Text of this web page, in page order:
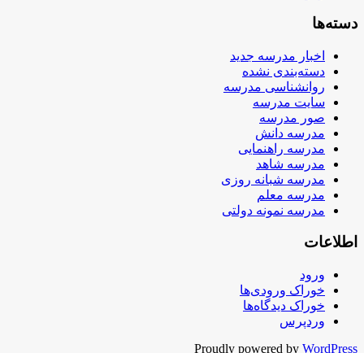
دسته‌ها
اخبار مدرسه جدید
دسته‌بندی نشده
روانشناسی مدرسه
سایت مدرسه
صور مدرسه
مدرسه دانش
مدرسه راهنمایی
مدرسه شاهد
مدرسه شبانه روزی
مدرسه معلم
مدرسه نمونه دولتی
اطلاعات
ورود
خوراک ورودی‌ها
خوراک دیدگاه‌ها
وردپرس
Proudly powered by WordPress